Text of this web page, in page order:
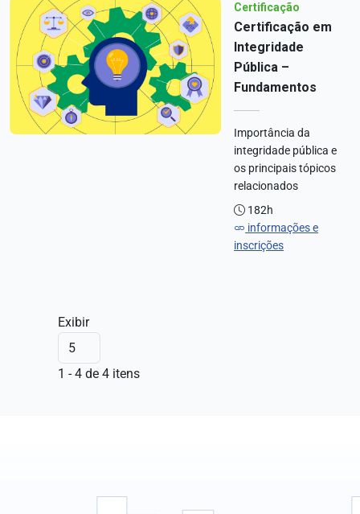
Certificação
Certificação em
Integridade
Pública –
Fundamentos
Importância da
integridade pública e
os principais tópicos
relacionados
182h
informações e
inscrições
Exibir
1 - 4 de 4 itens